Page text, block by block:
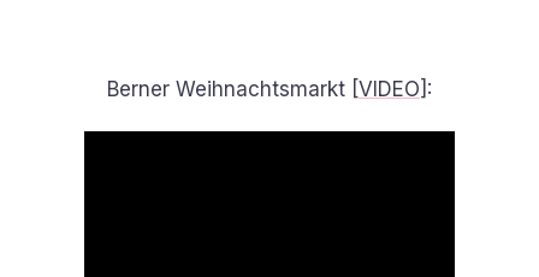
Berner Weihnachtsmarkt [VIDEO]: